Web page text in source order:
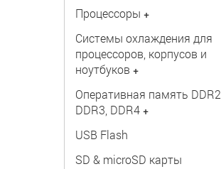
Процессоры +
Системы охлаждения для
процессоров, корпусов и
ноутбуков +
Оперативная память DDR2,
DDR3, DDR4 +
USB Flash
SD & microSD карты